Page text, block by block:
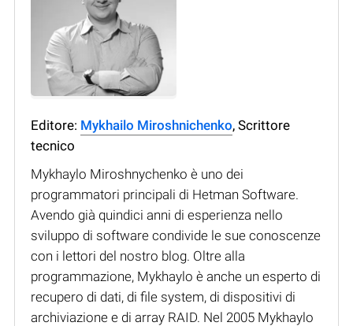
Editore: Mykhailo Miroshnichenko, Scrittore
tecnico
Mykhaylo Miroshnychenko è uno dei
programmatori principali di Hetman Software.
Avendo già quindici anni di esperienza nello
sviluppo di software condivide le sue conoscenze
con i lettori del nostro blog. Oltre alla
programmazione, Mykhaylo è anche un esperto di
recupero di dati, di file system, di dispositivi di
archiviazione e di array RAID. Nel 2005 Mykhaylo